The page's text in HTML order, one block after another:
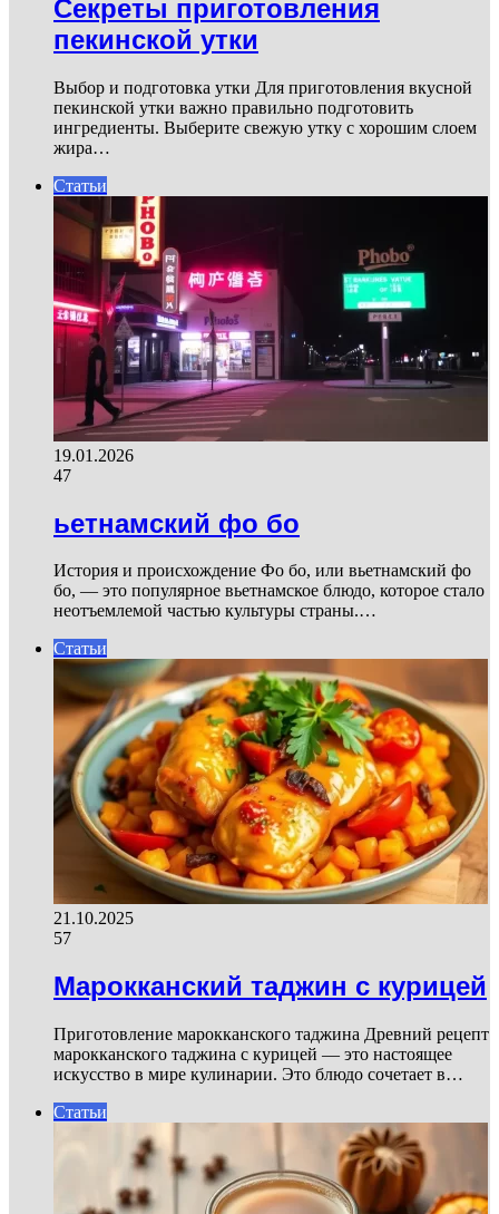
Секреты приготовления
пекинской утки
Выбор и подготовка утки Для приготовления вкусной
пекинской утки важно правильно подготовить
ингредиенты. Выберите свежую утку с хорошим слоем
жира…
Статьи
19.01.2026
47
ьетнамский фо бо
История и происхождение Фо бо, или вьетнамский фо
бо, — это популярное вьетнамское блюдо, которое стало
неотъемлемой частью культуры страны.…
Статьи
21.10.2025
57
Марокканский таджин с курицей
Приготовление марокканского таджина Древний рецепт
марокканского таджина с курицей — это настоящее
искусство в мире кулинарии. Это блюдо сочетает в…
Статьи